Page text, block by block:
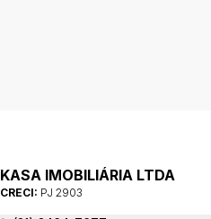
KASA IMOBILIÁRIA LTDA
CRECI: PJ 2903